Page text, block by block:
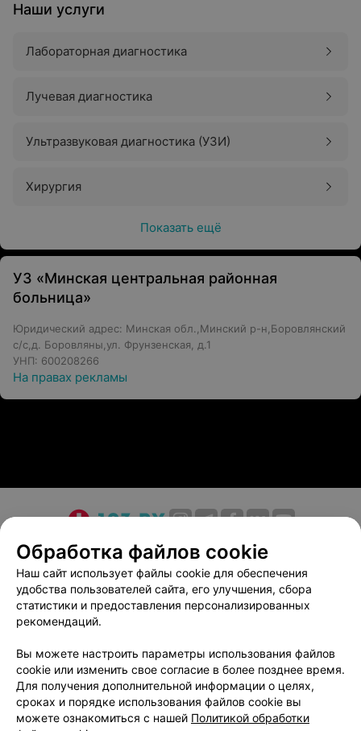
Наши услуги
Лабораторная диагностика
Лучевая диагностика
Ультразвуковая диагностика (УЗИ)
Хирургия
Показать ещё
УЗ «Минская центральная районная
больница»
Юридический адрес: Минская обл.,Минский р-н,Боровлянский
с/с,д. Боровляны,ул. Фрунзенская, д.1
УНП: 600208266
На правах рекламы
О проекте Новости проекта
Размещение рекламы
Медицинский маркетинг
Публичный договор
Пользовательское соглашение
Способы оплаты
Вакансии
Партнеры
Написать в поддержку
Персональные настройки cookie
Обработка персональных данных
Обработка файлов cookie
Наш сайт использует файлы cookie для обеспечения
удобства пользователей сайта, его улучшения, сбора
статистики и предоставления персонализированных
рекомендаций.
Вы можете настроить параметры использования файлов
cookie или изменить свое согласие в более позднее время.
Для получения дополнительной информации о целях,
сроках и порядке использования файлов cookie вы
можете ознакомиться с нашей Политикой обработки